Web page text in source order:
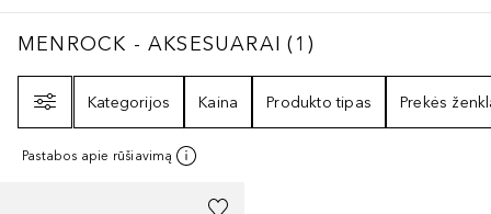
MENROCK - AKSESUARAI 1
MENROCK - AKSESUARAI (1 )
Kategorijos
Kaina Produkto tipas Prekės
Pastabos apie rūšiavimą